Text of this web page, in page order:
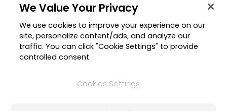
Zone des Membres
Blog
Changer de région
We Value Your Privacy
We use cookies to improve your experience on our
site, personalize content/ads, and analyze our
traffic. You can click "Cookie Settings" to provide
controlled consent.
Cookies Settings